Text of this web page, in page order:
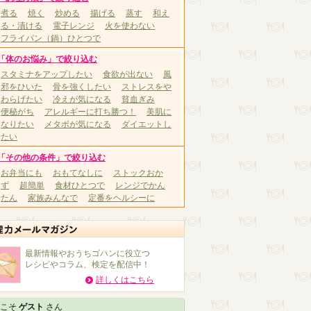
煮る
焼く 炒める 揚げる 蒸す
和え
る・漬ける
電子レンジ
火を使わない
フライパン（鍋）ひとつで
体のお悩み」で絞り込む
スタミナをアップしたい
食欲が出ない
風
邪をひいた
骨を強くしたい
ストレスをや
わらげたい
冷えが気になる
貧血ぎみ
便秘がち
アレルギーに打ち勝つ！
美肌に
なりたい
メタボが気になる
ダイエットし
たい
その他の条件」で絞り込む
お弁当にも
おもてなしに
ストックおか
ず
超簡単 食材ひとつで
レンジでかん
たん
家族みんなで 定番をヘルシーに
最新情報やおうちゴハンに役立つ
レシピやコラム、検定を配信中！
詳しくはこちら
そ ゲスト さん